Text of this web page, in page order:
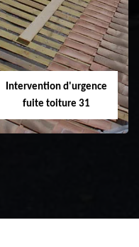
Réparation de
toiture 31
Intervention d'urgence
fuite toiture 31